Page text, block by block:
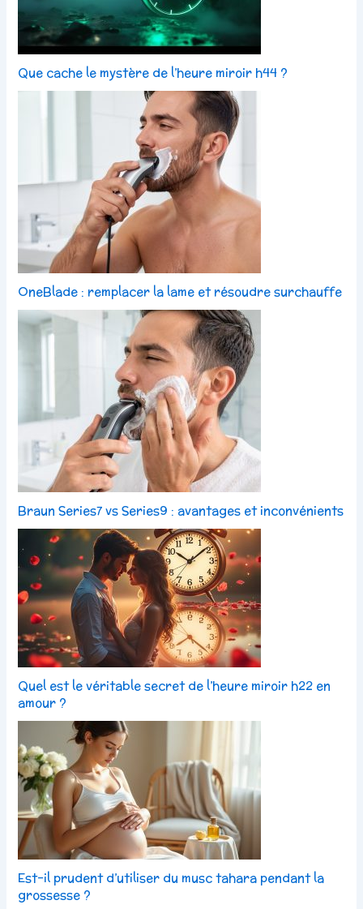
Que cache le mystère de l’heure miroir h44 ?
OneBlade : remplacer la lame et résoudre surchauffe
Braun Series7 vs Series9 : avantages et inconvénients
Quel est le véritable secret de l’heure miroir h22 en
amour ?
Est-il prudent d’utiliser du musc tahara pendant la
grossesse ?